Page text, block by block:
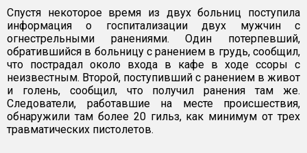
Спустя некоторое время из двух больниц поступила
информация о госпитализации двух мужчин с
огнестрельными ранениями. Один потерпевший,
обратившийся в больницу с ранением в грудь, сообщил,
что пострадал около входа в кафе в ходе ссоры с
неизвестным. Второй, поступивший с ранением в живот
и голень, сообщил, что получил ранения там же.
Следователи, работавшие на месте происшествия,
обнаружили там более 20 гильз, как минимум от трех
травматических пистолетов.